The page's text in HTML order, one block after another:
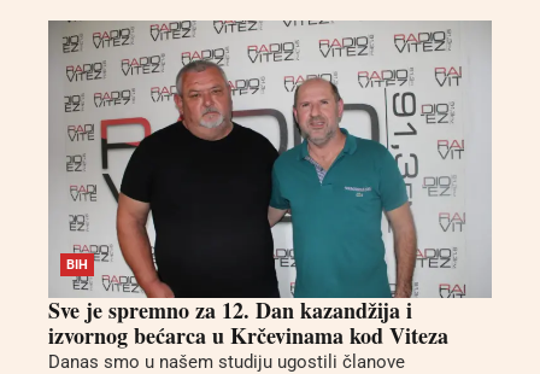
BIH
Sve je spremno za 12. Dan kazandžija i
izvornog bećarca u Krčevinama kod Viteza
Danas smo u našem studiju ugostili članove